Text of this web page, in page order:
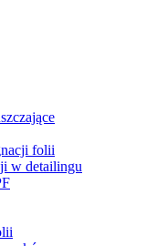
folii
w detailingu